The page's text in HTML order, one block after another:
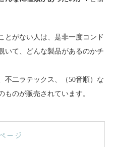
がない人は、是非一度コンド
いて、どんな製品があるのかチ
不二ラテックス、（50音順）な
ものが販売されています。
ージ